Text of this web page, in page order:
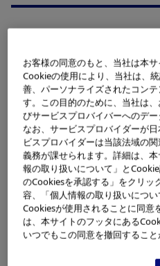
医師の父親と薬剤師の母親
お客様の同意のもと、当社は本
Cookieの使用により、当社は、
善、パーソナライズされたコン
す。この目的のために、当社は
びサービスプロバイバーへのデー
なお、サービスプロバイダーが
ビスプロバイダーは当該法域の
義務が課せられます。詳細は、
報の取り扱いについて」と
のCookiesを承認する」をクリッ
容、「個人情報の取り扱いにつ
Cookiesが使用されることに同意
は、本サイトのフッタにある
いつでもこの同意を撤回すること